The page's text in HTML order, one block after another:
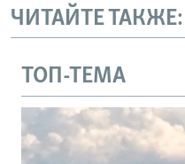
ЧИТАЙТЕ ТАКЖЕ:
ТОП-ТЕМА